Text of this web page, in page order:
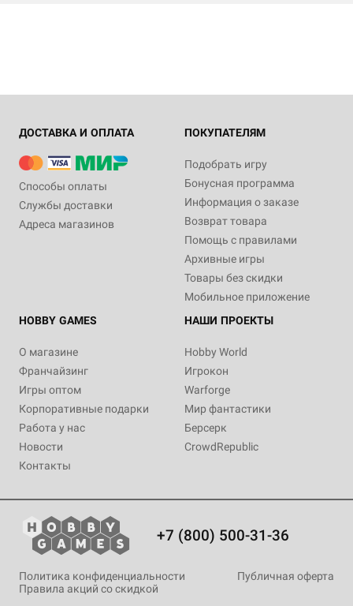
ДОСТАВКА И ОПЛАТА
Способы оплаты
Службы доставки
Адреса магазинов
ПОКУПАТЕЛЯМ
Подобрать игру
Бонусная программа
Информация о заказе
Возврат товара
Помощь с правилами
Архивные игры
Товары без скидки
Мобильное приложение
HOBBY GAMES
О магазине
Франчайзинг
Игры оптом
Корпоративные подарки
Работа у нас
Новости
Контакты
НАШИ ПРОЕКТЫ
Hobby World
Игрокон
Warforge
Мир фантастики
Берсерк
CrowdRepublic
+7 (800) 500-31-36
Политика конфиденциальности
Публичная оферта
Правила акций со скидкой